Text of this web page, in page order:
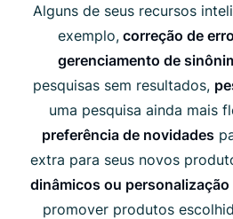
Alguns de seus recursos
exemplo,correção de
gerenciamento de
pesquisas sem resultados,
uma pesquisa ainda mais
preferência de novidades
extra para seus novos
dinâmicos ou
promover produtos